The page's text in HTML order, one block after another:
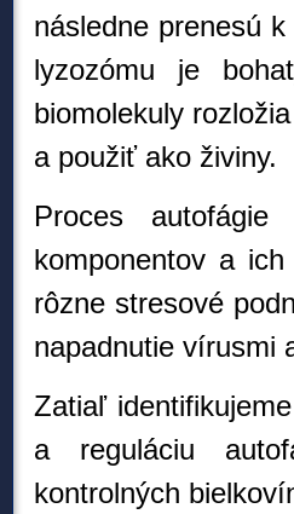
následne prenesú
lyzozómu je
biomolekuly
a použiť ako živiny.
Proces
komponentov a
rôzne stresové
napadnutie vírusmi
Zatiaľ
a reguláciu
kontrolných